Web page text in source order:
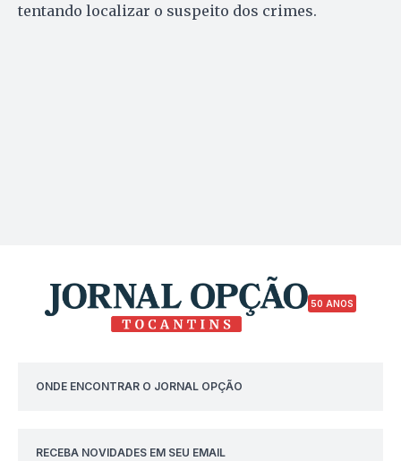
tentando localizar o suspeito dos crimes.
50 ANOS
ONDE ENCONTRAR O JORNAL OPÇÃO
RECEBA NOVIDADES EM SEU EMAIL